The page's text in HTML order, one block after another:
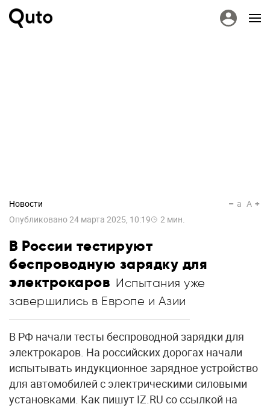
Новости
Опубликовано24 марта 2025, 10:19 2 мин.
a A
В России тестируют
беспроводную зарядку для
электрокаров Испытания уже
завершились в Европе и Азии
В РФ начали тесты беспроводной зарядки для
электрокаров. На российских дорогах начали
испытывать индукционное зарядное устройство
для автомобилей с электрическими силовыми
установками. Как пишут IZ.RU со ссылкой на